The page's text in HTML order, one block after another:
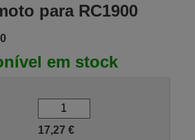
para RC1900
em stock
17,27 €